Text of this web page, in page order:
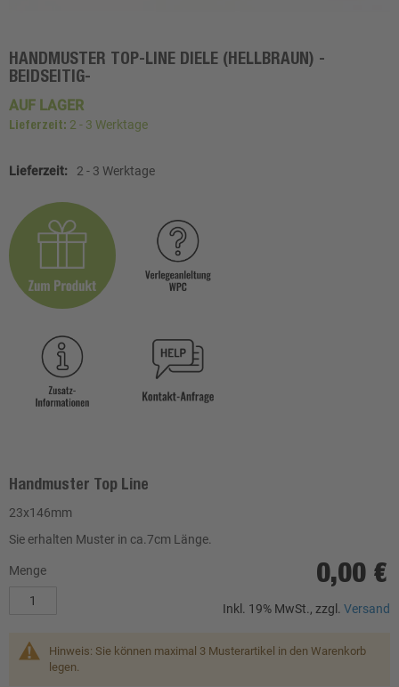
Zum
Anfang
Bildgalerie
springen
HANDMUSTER TOP-LINE DIELE (HELLBRAUN) -
BEIDSEITIG-
AUF LAGER
Lieferzeit: 2 - 3 Werktage
Weitere
2 - 3 Werktage
Handmuster Top Line
23x146mm
Sie erhalten Muster in ca.7cm Länge.
0,00 €
Inkl. 19% MwSt., zzgl. Versand
Menge
Hinweis: Sie können maximal 3 Musterartikel in den Warenkorb
legen.